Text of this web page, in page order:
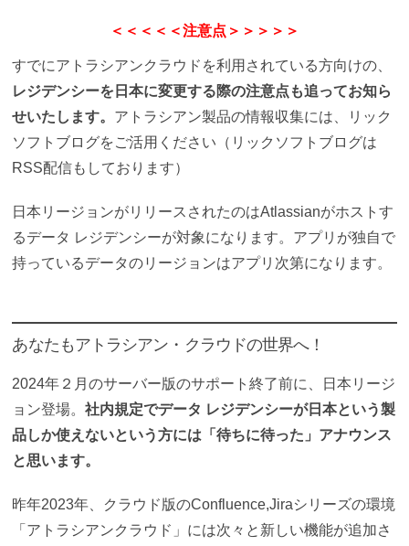
＜＜＜＜＜注意点＞＞＞＞＞
すでにアトラシアンクラウドを利用されている方向けの、
レジデンシーを日本に変更する際の注意点も追ってお知ら
せいたします。 アトラシアン製品の情報収集には、リック
ソフトブログをご活用ください（リックソフトブログは
RSS配信もしております）
日本リージョンがリリースされたのはAtlassianがホストす
るデータ レジデンシーが対象になります。アプリが独自で
持っているデータのリージョンはアプリ次第になります。
あなたもアトラシアン・クラウドの世界へ！
2024年２月のサーバー版のサポート終了前に、日本リージ
ョン登場。社内規定でデータ レジデンシーが日本という製
品しか使えないという方には「待ちに待った」アナウンス
と思います。
昨年2023年、クラウド版のConfluence,Jiraシリーズの環境
「アトラシアンクラウド」には次々と新しい機能が追加さ